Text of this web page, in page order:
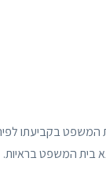
המשפט בקביעתו
בית המשפט בראיות.